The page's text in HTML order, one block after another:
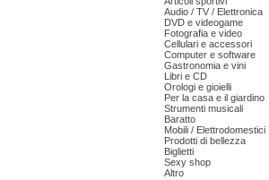
Audio / TV / Elettronica
DVD e videogame
Fotografia e video
Cellulari e accessori
Computer e software
Gastronomia e vini
Libri e CD
Orologi e gioielli
Per la casa e il giardino
Strumenti musicali
Baratto
Mobili / Elettrodomestici
Prodotti di bellezza
Biglietti
Sexy shop
Altro